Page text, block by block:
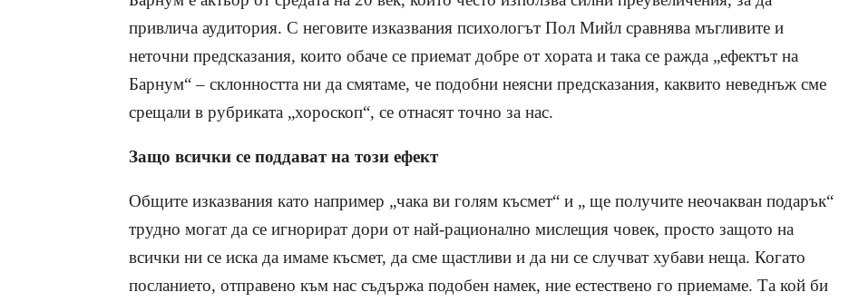
привлича аудитория. С неговите изказвания психологът Пол Мийл сравнява мъгливите и
неточни предсказания, които обаче се приемат добре от хората и така се ражда „ефектът на
Барнум“ – склонността ни да смятаме, че подобни неясни предсказания, каквито неведнъж сме
срещали в рубриката „хороскоп“, се отнасят точно за нас.
Защо всички се поддават на този ефект
Общите изказвания като например „чака ви голям късмет“ и „ ще получите неочакван подарък“
трудно могат да се игнорират дори от най-рационално мислещия човек, просто защото на
всички ни се иска да имаме късмет, да сме щастливи и да ни се случват хубави неща. Когато
посланието, отправено към нас съдържа подобен намек, ние естествено го приемаме. Та кой би